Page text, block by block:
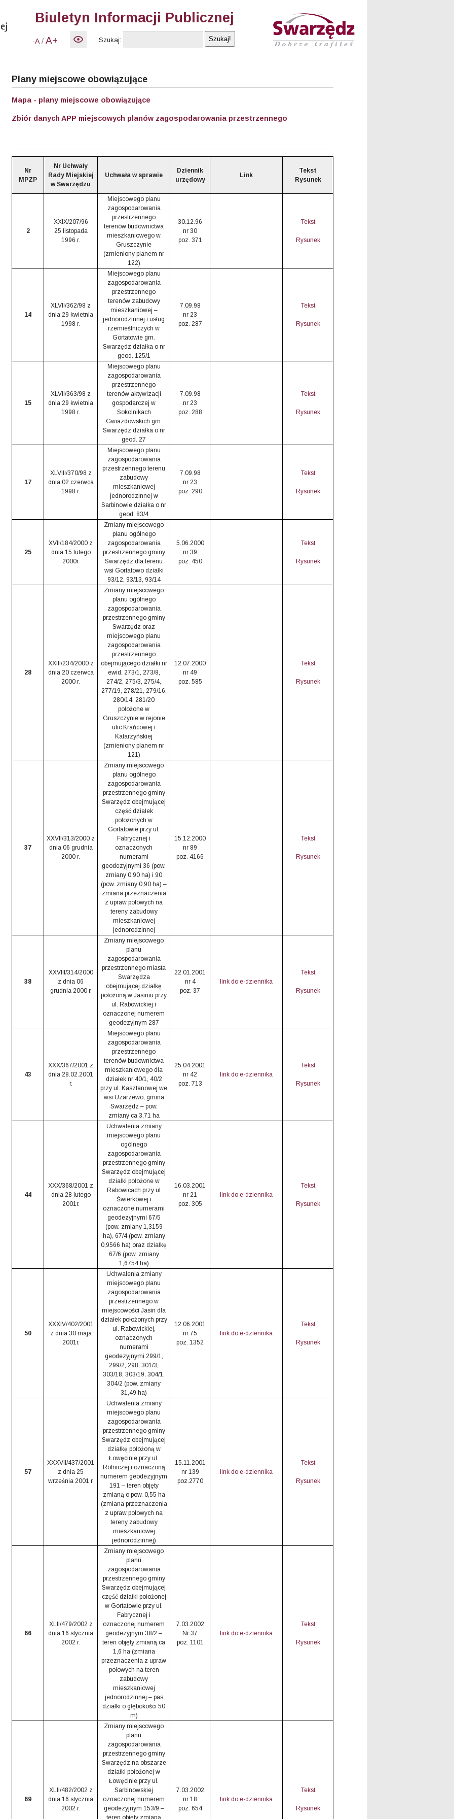
Biuletyn Informacji Publicznej
-A / A+ Szukaj:
Plany miejscowe obowiązujące
Mapa - plany miejscowe obowiązujące
Zbiór danych APP miejscowych planów zagospodarowania przestrzennego
Nr
MPZP
Nr Uchwały
Rady Miejskiej
w Swarzędzu
Uchwała w sprawie
Dziennik
urzędowy
Link
Tekst
Rysunek
2
XXIX/207/96
25 listopada
1996 r.
Miejscowego planu
zagospodarowania
przestrzennego
terenów budownictwa
mieszkaniowego w
Gruszczynie
(zmieniony planem nr
122)
30.12.96
nr 30
poz. 371
Tekst
Rysunek
14
XLVII/362/98 z
dnia 29 kwietnia
1998 r.
Miejscowego planu
zagospodarowania
przestrzennego
terenów zabudowy
mieszkaniowej –
jednorodzinnej i usług
rzemieślniczych w
Gortatowie gm.
Swarzędz działka o nr
geod. 125/1
7.09.98
nr 23
poz. 287
Tekst
Rysunek
15
XLVII/363/98 z
dnia 29 kwietnia
1998 r.
Miejscowego planu
zagospodarowania
przestrzennego
terenów aktywizacji
gospodarczej w
Sokolnikach
Gwiazdowskich gm.
Swarzędz działka o nr
geod. 27
7.09.98
nr 23
poz. 288
Tekst
Rysunek
17
XLVIII/370/98 z
dnia 02 czerwca
1998 r.
Miejscowego planu
zagospodarowania
przestrzennego terenu
zabudowy
mieszkaniowej
jednorodzinnej w
Sarbinowie działka o nr
geod. 83/4
7.09.98
nr 23
poz. 290
Tekst
Rysunek
25
XVII/184/2000 z
dnia 15 lutego
2000r.
Zmiany miejscowego
planu ogólnego
zagospodarowania
przestrzennego gminy
Swarzędz dla terenu
wsi Gortatowo działki
93/12, 93/13, 93/14
5.06.2000
nr 39
poz. 450
Tekst
Rysunek
28
XXIII/234/2000 z
dnia 20 czerwca
2000 r.
Zmiany miejscowego
planu ogólnego
zagospodarowania
przestrzennego gminy
Swarzędz oraz
miejscowego planu
zagospodarowania
przestrzennego
obejmującego działki nr
ewid. 273/1, 273/8,
274/2, 275/3, 275/4,
277/19, 278/21, 279/16,
280/14, 281/20
położone w
Gruszczynie w rejonie
ulic Krańcowej i
Katarzyńskiej
(zmieniony planem nr
121)
12.07.2000
nr 49
poz. 585
Tekst
Rysunek
37
XXVII/313/2000 z
dnia 06 grudnia
2000 r.
Zmiany miejscowego
planu ogólnego
zagospodarowania
przestrzennego gminy
Swarzędz obejmującej
część działek
położonych w
Gortatowie przy ul.
Fabrycznej i
oznaczonych
numerami
geodezyjnymi 36 (pow.
zmiany 0,90 ha) i 90
(pow. zmiany 0,90 ha) –
zmiana przeznaczenia
z upraw polowych na
tereny zabudowy
mieszkaniowej
jednorodzinnej
15.12.2000
nr 89
poz. 4166
Tekst
Rysunek
38
XXVIII/314/2000
z dnia 06
grudnia 2000 r.
Zmiany miejscowego
planu
zagospodarowania
przestrzennego miasta
Swarzędza
obejmującej działkę
położoną w Jasiniu przy
ul. Rabowickiej i
oznaczonej numerem
geodezyjnym 287
22.01.2001
nr 4
poz. 37
link do e-dziennika
Tekst
Rysunek
43
XXX/367/2001 z
dnia 28.02.2001
r.
Miejscowego planu
zagospodarowania
przestrzennego
terenów budownictwa
mieszkaniowego dla
działek nr 40/1, 40/2
przy ul. Kasztanowej we
wsi Uzarzewo, gmina
Swarzędz – pow.
zmiany ca 3,71 ha
25.04.2001
nr 42
poz. 713
link do e-dziennika
Tekst
Rysunek
44
XXX/368/2001 z
dnia 28 lutego
2001r.
Uchwalenia zmiany
miejscowego planu
ogólnego
zagospodarowania
przestrzennego gminy
Swarzędz obejmującej
działki położone w
Rabowicach przy ul
Świerkowej i
oznaczone numerami
geodezyjnymi 67/5
(pow. zmiany 1,3159
ha), 67/4 (pow. zmiany
0,9566 ha) oraz działkę
67/6 (pow. zmiany
1,6754 ha)
16.03.2001
nr 21
poz. 305
link do e-dziennika
Tekst
Rysunek
50
XXXIV/402/2001
z dnia 30 maja
2001r.
Uchwalenia zmiany
miejscowego planu
zagospodarowania
przestrzennego w
miejscowości Jasin dla
działek położonych przy
ul. Rabowickiej,
oznaczonych
numerami
geodezyjnymi 299/1,
299/2, 298, 301/3,
303/18, 303/19, 304/1,
304/2 (pow. zmiany
31,49 ha)
12.06.2001
nr 75
poz. 1352
link do e-dziennika
Tekst
Rysunek
57
XXXVII/437/2001
z dnia 25
września 2001 r.
Uchwalenia zmiany
miejscowego planu
zagospodarowania
przestrzennego gminy
Swarzędz obejmującej
działkę położoną w
Łowęcinie przy ul.
Rolniczej i oznaczoną
numerem geodezyjnym
191 – teren objęty
zmianą o pow. 0,55 ha
(zmiana przeznaczenia
z upraw polowych na
tereny zabudowy
mieszkaniowej
jednorodzinnej)
15.11.2001
nr 139
poz.2770
link do e-dziennika
Tekst
Rysunek
66
XLII/479/2002 z
dnia 16 stycznia
2002 r.
Zmiany miejscowego
planu
zagospodarowania
przestrzennego gminy
Swarzędz obejmującej
część działki położonej
w Gortatowie przy ul.
Fabrycznej i
oznaczonej numerem
geodezyjnym 38/2 –
teren objęty zmianą ca
1,6 ha (zmiana
przeznaczenia z upraw
polowych na teren
zabudowy
mieszkaniowej
jednorodzinnej – pas
działki o głębokości 50
m)
7.03.2002
Nr 37
poz. 1101
link do e-dziennika
Tekst
Rysunek
69
XLII/482/2002 z
dnia 16 stycznia
2002 r.
Zmiany miejscowego
planu
zagospodarowania
przestrzennego gminy
Swarzędz na obszarze
działki położonej w
Łowęcinie przy ul.
Sarbinowskiej
oznaczonej numerem
geodezyjnym 153/9 –
teren objęty zmianą
7.03.2002
nr 18
poz. 654
link do e-dziennika
Tekst
Rysunek